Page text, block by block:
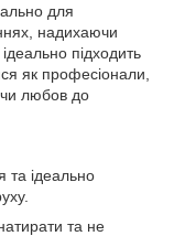
для
надихаючи
підходить
як професіонали,
любов до
та ідеально
та не